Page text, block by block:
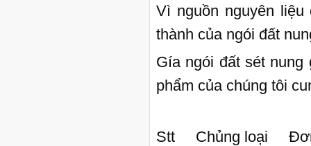
Vì nguồn nguyên
thành của ngói đất
Gía ngói đất sét nung
phẩm của chúng tôi
Stt Chủng loại